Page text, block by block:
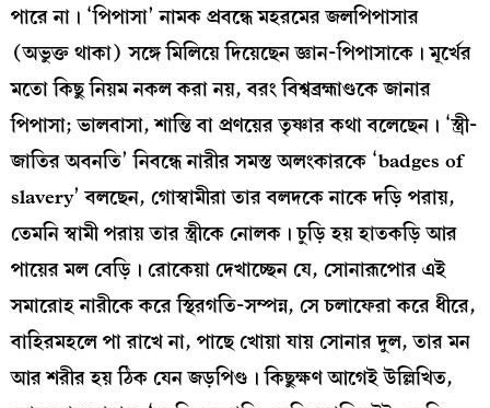
পারে না। ‘পিপাসা’ নামক প্রবন্ধে মহরমের জলপিপাসার
(অভুক্ত থাকা) সঙ্গে মিলিয়ে দিয়েছেন জ্ঞান-পিপাসাকে। মূর্খের
মতো কিছু নিয়ম নকল করা নয়, বরং বিশ্বব্রহ্মাণ্ডকে জানার
পিপাসা; ভালবাসা, শান্তি বা প্রণয়ের তৃষ্ণার কথা বলেছেন। ‘স্ত্রী-
জাতির অবনতি’ নিবন্ধে নারীর সমস্ত অলংকারকে ‘badges of
slavery’ বলছেন, গোস্বামীরা তার বলদকে নাকে দড়ি পরায়,
তেমনি স্বামী পরায় তার স্ত্রীকে নোলক। চুড়ি হয় হাতকড়ি আর
পায়ের মল বেড়ি। রোকেয়া দেখাচ্ছেন যে, সোনারূপোর এই
সমারোহ নারীকে করে স্থিরগতি-সম্পন্ন, সে চলাফেরা করে ধীরে,
বাহিরমহলে পা রাখে না, পাছে খোয়া যায় সোনার দুল, তার মন
আর শরীর হয় ঠিক যেন জড়পিণ্ড। কিছুক্ষণ আগেই উল্লিখিত,